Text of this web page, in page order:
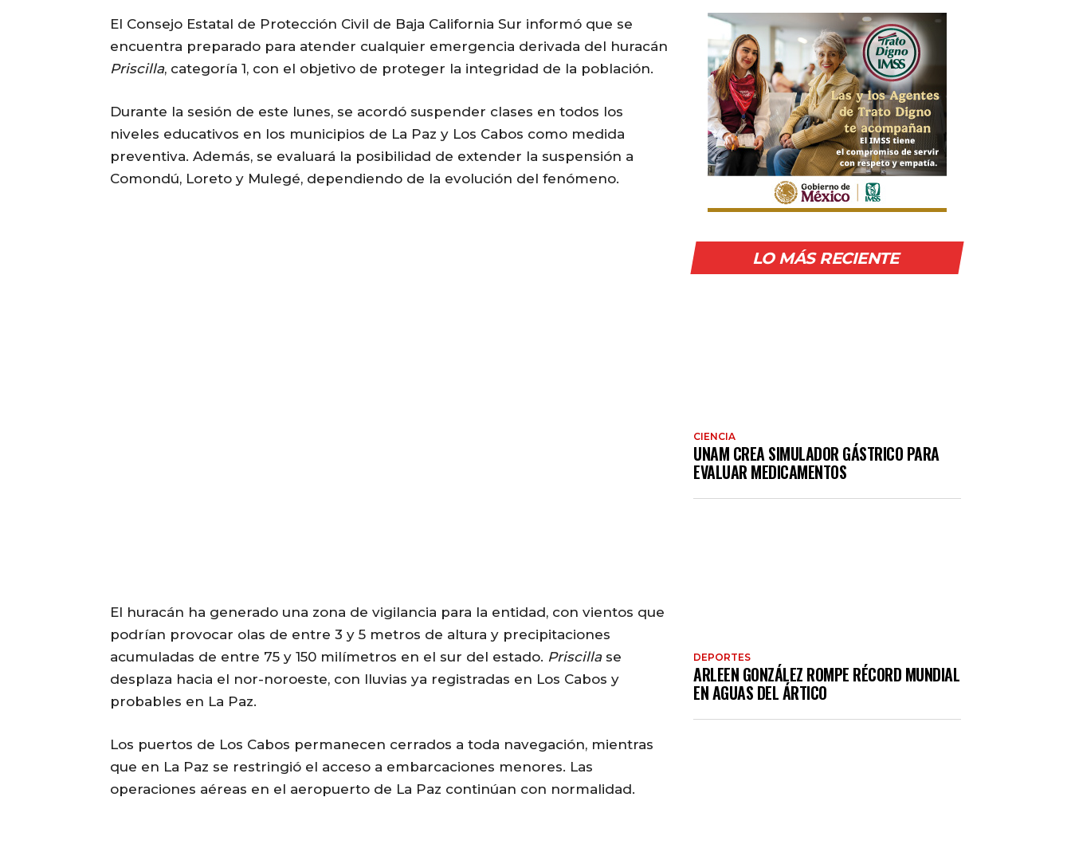
El Consejo Estatal de Protección Civil de Baja California Sur informó que se
encuentra preparado para atender cualquier emergencia derivada del huracán
Priscilla, categoría 1, con el objetivo de proteger la integridad de la población.
Durante la sesión de este lunes, se acordó suspender clases en todos los
niveles educativos en los municipios de La Paz y Los Cabos como medida
preventiva. Además, se evaluará la posibilidad de extender la suspensión a
Comondú, Loreto y Mulegé, dependiendo de la evolución del fenómeno.
El huracán ha generado una zona de vigilancia para la entidad, con vientos que
podrían provocar olas de entre 3 y 5 metros de altura y precipitaciones
acumuladas de entre 75 y 150 milímetros en el sur del estado. Priscillase
desplaza hacia el nor-noroeste, con lluvias ya registradas en Los Cabos y
probables en La Paz.
Los puertos de Los Cabos permanecen cerrados a toda navegación, mientras
que en La Paz se restringió el acceso a embarcaciones menores. Las
operaciones aéreas en el aeropuerto de La Paz continúan con normalidad.
LO MÁS RECIENTE
CIENCIA
UNAM CREA SIMULADOR GÁSTRICO PARA
EVALUAR MEDICAMENTOS
DEPORTES
ARLEEN GONZÁLEZ ROMPE RÉCORD MUNDIAL
EN AGUAS DEL ÁRTICO